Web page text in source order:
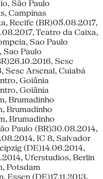
São Paulo
Campinas
Recife (BR)05.08.2017,
Teatro da Caixa,
Sao Paulo
Sao Paulo
Sesc
Sesc Arsenal, Cuiabá
Goiânia
Goiânia
Brumadinho
Brumadinho
Brumadinho
Paulo (BR)30.08.2014,
IC 8, Salvador
(DE)14.06.2014,
Uferstudios, Berlin
Potsdam
Essen (DE)17.11.2013,